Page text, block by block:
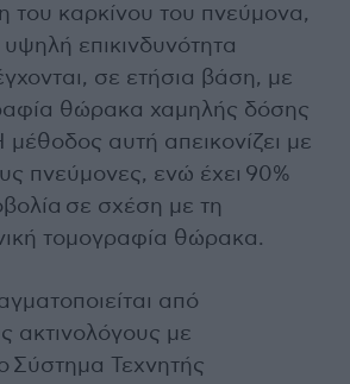
του καρκίνου του πνεύμονα,
επικινδυνότητα
σε ετήσια βάση, με
θώρακα χαμηλής δόσης
μέθοδος αυτή απεικονίζει με
πνεύμονες, ενώ έχει 90%
σε σχέση με τη
τομογραφία θώρακα.
από
ακτινολόγους με
Σύστημα Τεχνητής